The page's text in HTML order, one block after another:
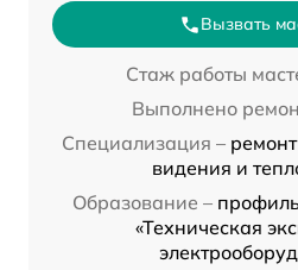
Вызвать
Стаж работы
Выполнено
Специализация –
видения и
Образование –
«Техническая